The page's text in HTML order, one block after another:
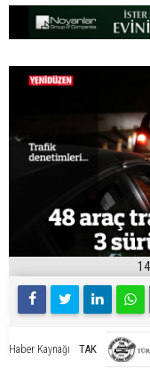
Haber Kaynağı TAK